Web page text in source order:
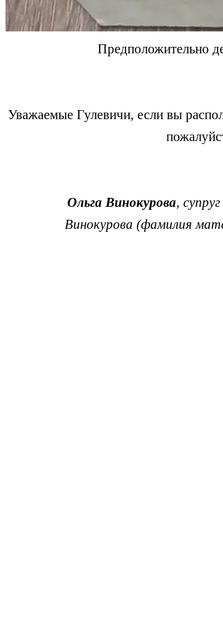
Предположительно
Уважаемые Гулевичи, если вы
Ольга Винокуровa,
Винокурова (фамилия